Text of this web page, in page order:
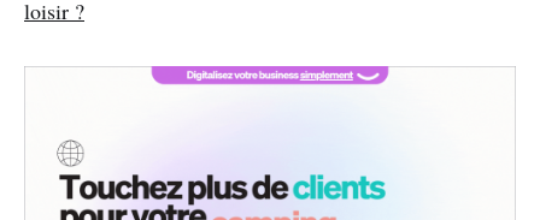
loisir ?